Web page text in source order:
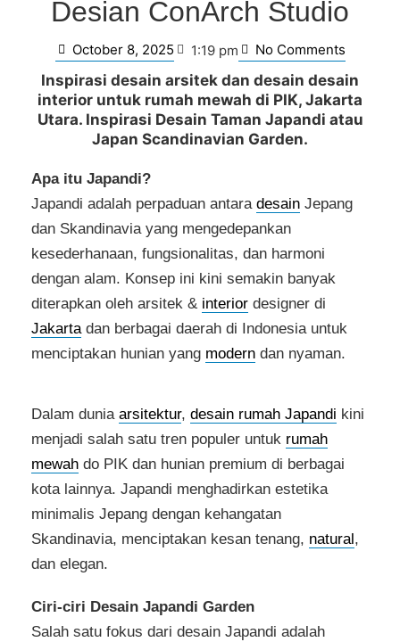
Desian ConArch Studio
October 8, 2025 1:19 pm No Comments
Inspirasi desain arsitek dan desain desain
interior untuk rumah mewah di PIK, Jakarta
Utara. Inspirasi Desain Taman Japandi atau
Japan Scandinavian Garden.
Apa itu Japandi?
Japandi adalah perpaduan antara desain Jepang
dan Skandinavia yang mengedepankan
kesederhanaan, fungsionalitas, dan harmoni
dengan alam. Konsep ini kini semakin banyak
diterapkan oleh arsitek & interior designer di
Jakartadan berbagai daerah di Indonesia untuk
menciptakan hunian yang modern dan nyaman.
Dalam dunia arsitektur, desain rumah Japandi kini
menjadi salah satu tren populer untuk rumah
mewah do PIK dan hunian premium di berbagai
kota lainnya. Japandi menghadirkan estetika
minimalis Jepang dengan kehangatan
Skandinavia, menciptakan kesan tenang, natural ,
dan elegan.
Ciri-ciri Desain Japandi Garden
Salah satu fokus dari desain Japandi adalah